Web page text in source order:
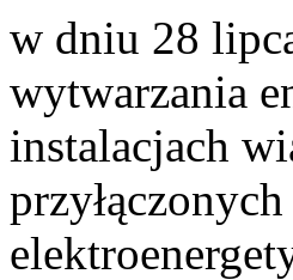
w dniu 28
wytwarzania
instalacjach